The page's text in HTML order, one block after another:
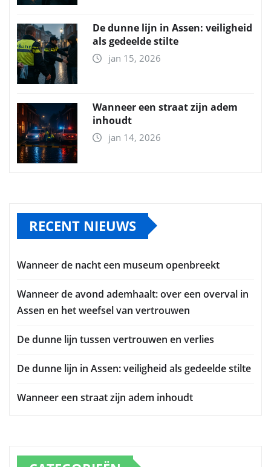
De dunne lijn in Assen: veiligheid
als gedeelde stilte
jan 15, 2026
Wanneer een straat zijn adem
inhoudt
jan 14, 2026
RECENT NIEUWS
Wanneer de nacht een museum openbreekt
Wanneer de avond ademhaalt: over een overval in
Assen en het weefsel van vertrouwen
De dunne lijn tussen vertrouwen en verlies
De dunne lijn in Assen: veiligheid als gedeelde stilte
Wanneer een straat zijn adem inhoudt